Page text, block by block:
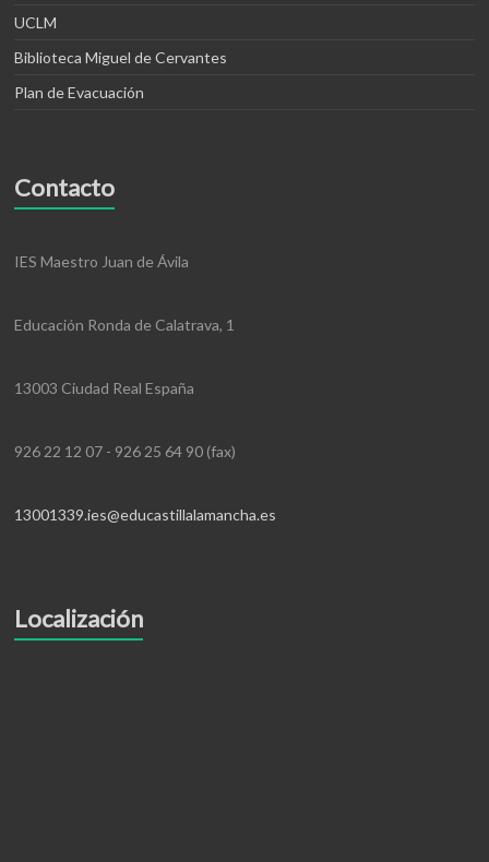
UCLM
Biblioteca Miguel de Cervantes
Plan de Evacuación
Contacto
IES Maestro Juan de Ávila
Educación Ronda de Calatrava, 1
13003 Ciudad Real España
926 22 12 07 - 926 25 64 90 (fax)
13001339.ies@educastillalamancha.es
Localización